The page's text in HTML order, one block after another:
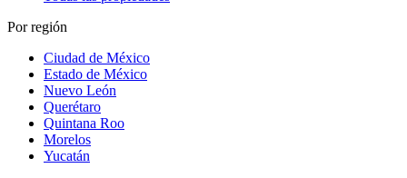
Por región
Ciudad de México
Estado de México
Nuevo León
Querétaro
Quintana Roo
Morelos
Yucatán